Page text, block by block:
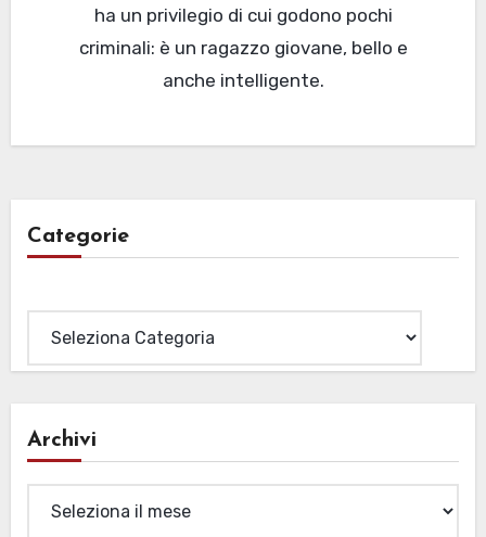
ha un privilegio di cui godono pochi
criminali: è un ragazzo giovane, bello e
anche intelligente.
Categorie
Archivi